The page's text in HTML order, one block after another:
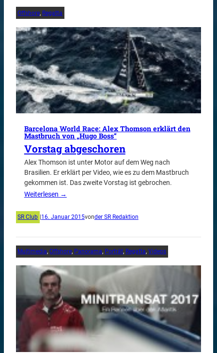
Offshore, Regatta
Barcelona World Race: Alex Thomson erklärt den
Mastbruch von „Hugo Boss“
Vorstag abgeschoren
Alex Thomson ist unter Motor auf dem Weg nach
Brasilien. Er erklärt per Video, wie es zu dem Mastbruch
gekommen ist. Das zweite Vorstag ist gebrochen.
Weiterlesen →
SR Club 16. Januar 2015vonder SR Redaktion
Multimedia, Offshore, Panorama, Porträt, Regatta, Videos